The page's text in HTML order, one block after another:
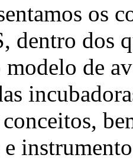
os
dentro dos
de